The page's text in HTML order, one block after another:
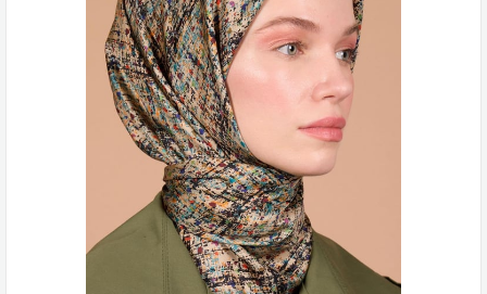
Kampanyadaki tüm modelleri görmek için buraya tıkla